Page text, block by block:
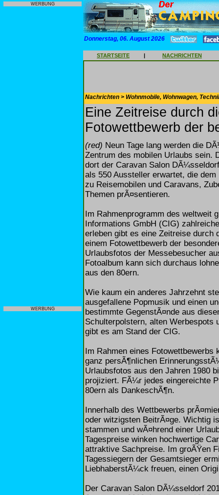
WERBUNG
WERBUNG
Donnerstag, 06. August 2026
STARTSEITE | NACHRICHTEN
Nachrichten > Wohnmobile, Wohnwagen,
Eine Zeitreise durch
Fotowettbewerb der
(red) Neun Tage lang werden die
Zentrum des mobilen Urlaubs sein.
dort der Caravan Salon
als 550 Aussteller erwartet, die
zu Reisemobilen und Caravans,
Themen prÃ¤sentieren.
Im Rahmenprogramm des weltweit
Informations GmbH (CIG)
erleben gibt es eine Zeitreise durch
einem Fotowettbewerb der
Urlaubsfotos der Messebesucher
Fotoalbum kann sich durchaus
aus den 80ern.
Wie kaum ein anderes Jahrzehnt
ausgefallene Popmusik und einen
bestimmte GegenstÃ¤nde aus
Schulterpolstern, alten Werbespots
gibt es am Stand der CIG.
Im Rahmen eines
ganz persÃ¶nlichen
Urlaubsfotos aus den Jahren 1980
projiziert. FÃ¼r jedes eingereichte
80ern als DankeschÃ¶n.
Innerhalb des Wettbewerbs
oder witzigsten BeitrÃ¤ge. Wichtig
stammen und wÃ¤hrend einer
Tagespreise winken hochwertige
attraktive Sachpreise. Im groÃŸen
Tagessiegern der Gesamtsieger
LiebhaberstÃ¼ck freuen, einen
Der Caravan Salon DÃ¼sseldorf